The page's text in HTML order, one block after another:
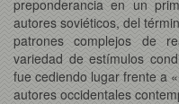
preponderancia en un
autores soviéticos, del
patrones complejos de
variedad de estímulos
fue cediendo lugar frente a
autores occidentales